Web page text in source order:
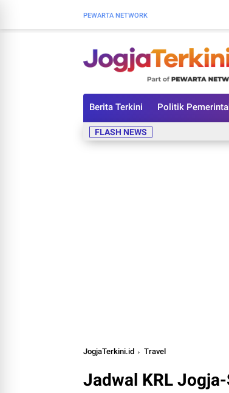
PEWARTA NETWORK
Berita Terkini Politik
FLASH NEWS
JogjaTerkini.id Travel
Jadwal KRL